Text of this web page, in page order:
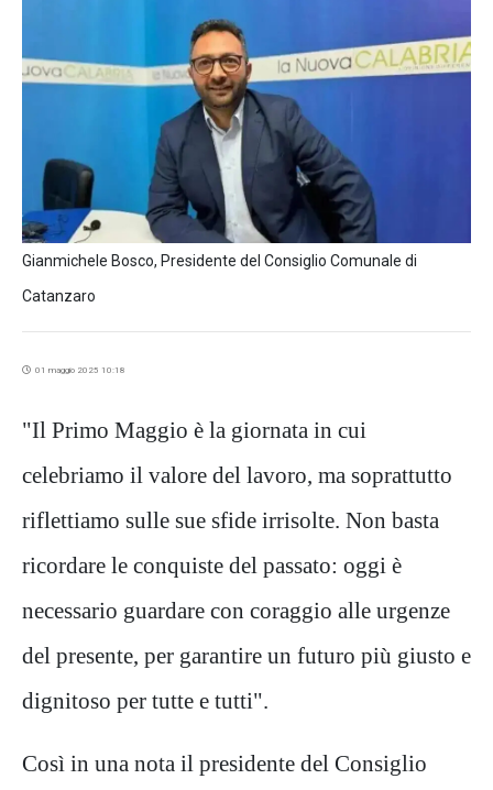
Gianmichele Bosco, Presidente del Consiglio Comunale di
Catanzaro
01 maggio 2025 10:18
"Il Primo Maggio è la giornata in cui
celebriamo il valore del lavoro, ma soprattutto
riflettiamo sulle sue sfide irrisolte. Non basta
ricordare le conquiste del passato: oggi è
necessario guardare con coraggio alle urgenze
del presente, per garantire un futuro più giusto e
dignitoso per tutte e tutti".
Così in una nota il presidente del Consiglio